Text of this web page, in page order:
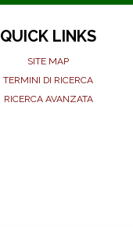
QUICK LINKS
SITE MAP
TERMINI DI RICERCA
RICERCA AVANZATA